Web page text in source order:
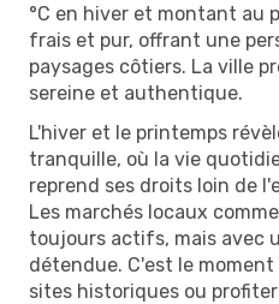
°C en hiver et montant au
frais et pur, offrant une
paysages côtiers. La ville
sereine et authentique.
L'hiver et le printemps
tranquille, où la vie
reprend ses droits loin de
Les marchés locaux
toujours actifs, mais avec
détendue. C'est le
sites historiques ou